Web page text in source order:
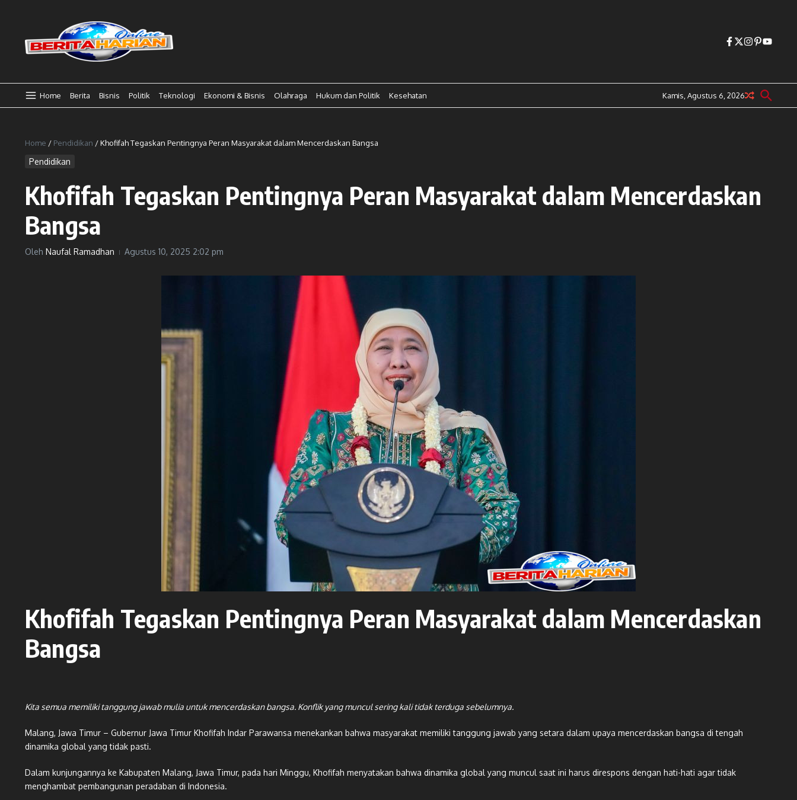
Home Berita Bisnis Politik Teknologi Ekonomi & Bisnis Olahraga Hukum dan Politik Kesehatan Kamis, Agustus 6, 2026
Home / Pendidikan /Khofifah Tegaskan Pentingnya Peran Masyarakat dalam Mencerdaskan Bangsa
Pendidikan
Khofifah Tegaskan Pentingnya Peran Masyarakat dalam Mencerdaskan
Bangsa
Oleh Naufal Ramadhan Agustus 10, 2025 2:02 pm
Khofifah Tegaskan Pentingnya Peran Masyarakat dalam Mencerdaskan
Bangsa
Kita semua memiliki tanggung jawab mulia untuk mencerdaskan bangsa. Konflik yang muncul sering kali tidak terduga sebelumnya.
Malang, Jawa Timur – Gubernur Jawa Timur Khofifah Indar Parawansa menekankan bahwa masyarakat memiliki tanggung jawab yang setara dalam upaya mencerdaskan bangsa di tengah
dinamika global yang tidak pasti.
Dalam kunjungannya ke Kabupaten Malang, Jawa Timur, pada hari Minggu, Khofifah menyatakan bahwa dinamika global yang muncul saat ini harus direspons dengan hati-hati agar tidak
menghambat pembangunan peradaban di Indonesia.